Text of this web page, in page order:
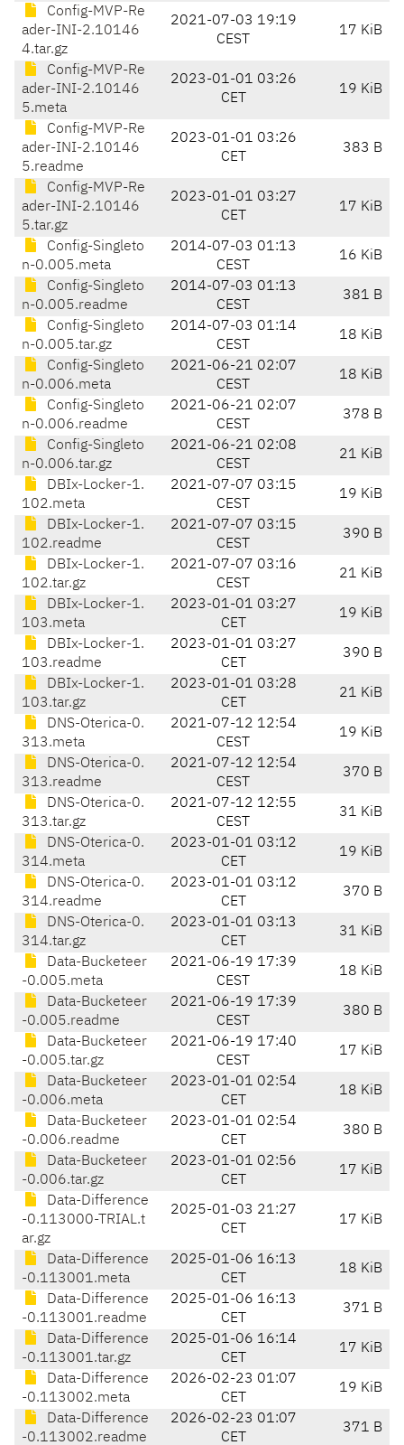
Config-MVP-Re
ader-INI-2.10146
4.tar.gz
2021-07-03 19:19
CEST
17 KiB
Config-MVP-Re
ader-INI-2.10146
5.meta
2023-01-01 03:26
CET
19 KiB
Config-MVP-Re
ader-INI-2.10146
5.readme
2023-01-01 03:26
CET
383 B
Config-MVP-Re
ader-INI-2.10146
5.tar.gz
2023-01-01 03:27
CET
17 KiB
Config-Singleto
n-0.005.meta
2014-07-03 01:13
CEST
16 KiB
Config-Singleto
n-0.005.readme
2014-07-03 01:13
CEST
381 B
Config-Singleto
n-0.005.tar.gz
2014-07-03 01:14
CEST
18 KiB
Config-Singleto
n-0.006.meta
2021-06-21 02:07
CEST
18 KiB
Config-Singleto
n-0.006.readme
2021-06-21 02:07
CEST
378 B
Config-Singleto
n-0.006.tar.gz
2021-06-21 02:08
CEST
21 KiB
DBIx-Locker-1.
102.meta
2021-07-07 03:15
CEST
19 KiB
DBIx-Locker-1.
102.readme
2021-07-07 03:15
CEST
390 B
DBIx-Locker-1.
102.tar.gz
2021-07-07 03:16
CEST
21 KiB
DBIx-Locker-1.
103.meta
2023-01-01 03:27
CET
19 KiB
DBIx-Locker-1.
103.readme
2023-01-01 03:27
CET
390 B
DBIx-Locker-1.
103.tar.gz
2023-01-01 03:28
CET
21 KiB
DNS-Oterica-0.
313.meta
2021-07-12 12:54
CEST
19 KiB
DNS-Oterica-0.
313.readme
2021-07-12 12:54
CEST
370 B
DNS-Oterica-0.
313.tar.gz
2021-07-12 12:55
CEST
31 KiB
DNS-Oterica-0.
314.meta
2023-01-01 03:12
CET
19 KiB
DNS-Oterica-0.
314.readme
2023-01-01 03:12
CET
370 B
DNS-Oterica-0.
314.tar.gz
2023-01-01 03:13
CET
31 KiB
Data-Bucketeer
-0.005.meta
2021-06-19 17:39
CEST
18 KiB
Data-Bucketeer
-0.005.readme
2021-06-19 17:39
CEST
380 B
Data-Bucketeer
-0.005.tar.gz
2021-06-19 17:40
CEST
17 KiB
Data-Bucketeer
-0.006.meta
2023-01-01 02:54
CET
18 KiB
Data-Bucketeer
-0.006.readme
2023-01-01 02:54
CET
380 B
Data-Bucketeer
-0.006.tar.gz
2023-01-01 02:56
CET
17 KiB
Data-Difference
-0.113000-TRIAL.t
ar.gz
2025-01-03 21:27
CET
17 KiB
Data-Difference
-0.113001.meta
2025-01-06 16:13
CET
18 KiB
Data-Difference
-0.113001.readme
2025-01-06 16:13
CET
371 B
Data-Difference
-0.113001.tar.gz
2025-01-06 16:14
CET
17 KiB
Data-Difference
-0.113002.meta
2026-02-23 01:07
CET
19 KiB
Data-Difference
-0.113002.readme
2026-02-23 01:07
CET
371 B